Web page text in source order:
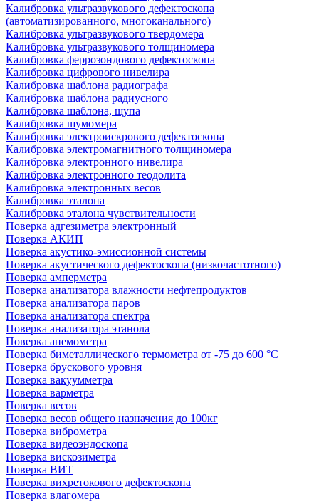
Калибровка ультразвукового дефектоскопа
(автоматизированного, многоканального)
Калибровка ультразвукового твердомера
Калибровка ультразвукового толщиномера
Калибровка феррозондового дефектоскопа
Калибровка цифрового нивелира
Калибровка шаблона радиографа
Калибровка шаблона радиусного
Калибровка шаблона, щупа
Калибровка шумомера
Калибровка электроискрового дефектоскопа
Калибровка электромагнитного толщиномера
Калибровка электронного нивелира
Калибровка электронного теодолита
Калибровка электронных весов
Калибровка эталона
Калибровка эталона чувствительности
Поверка адгезиметра электронный
Поверка АКИП
Поверка акустико-эмиссионной системы
Поверка акустического дефектоскопа (низкочастотного)
Поверка амперметра
Поверка анализатора влажности нефтепродуктов
Поверка анализатора паров
Поверка анализатора спектра
Поверка анализатора этанола
Поверка анемометра
Поверка биметаллического термометра от -75 до 600 °С
Поверка брускового уровня
Поверка вакуумметра
Поверка варметра
Поверка весов
Поверка весов общего назначения до 100кг
Поверка виброметра
Поверка видеоэндоскопа
Поверка вискозиметра
Поверка ВИТ
Поверка вихретокового дефектоскопа
Поверка влагомера